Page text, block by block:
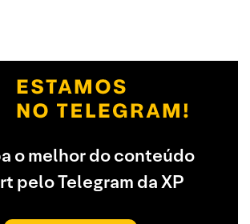
o melhor do conteúdo
pelo Telegram da XP